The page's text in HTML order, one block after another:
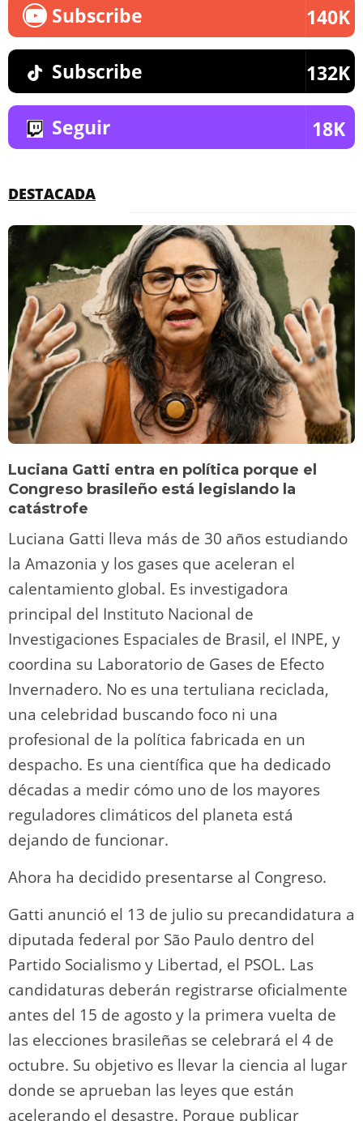
Subscribe 140K
Subscribe 132K
Seguir 18K
DESTACADA
Luciana Gatti entra en política porque el
Congreso brasileño está legislando la
catástrofe
Luciana Gatti lleva más de 30 años estudiando
la Amazonia y los gases que aceleran el
calentamiento global. Es investigadora
principal del Instituto Nacional de
Investigaciones Espaciales de Brasil, el INPE, y
coordina su Laboratorio de Gases de Efecto
Invernadero. No es una tertuliana reciclada,
una celebridad buscando foco ni una
profesional de la política fabricada en un
despacho. Es una científica que ha dedicado
décadas a medir cómo uno de los mayores
reguladores climáticos del planeta está
dejando de funcionar.
Ahora ha decidido presentarse al Congreso.
Gatti anunció el 13 de julio su precandidatura a
diputada federal por São Paulo dentro del
Partido Socialismo y Libertad, el PSOL. Las
candidaturas deberán registrarse oficialmente
antes del 15 de agosto y la primera vuelta de
las elecciones brasileñas se celebrará el 4 de
octubre. Su objetivo es llevar la ciencia al lugar
donde se aprueban las leyes que están
acelerando el desastre. Porque publicar